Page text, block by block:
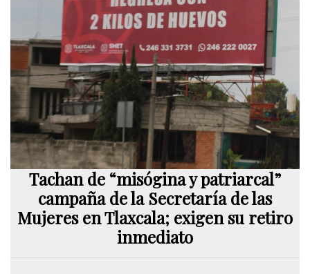
Tachan de “misógina y patriarcal”
campaña de la Secretaría de las
Mujeres en Tlaxcala; exigen su retiro
inmediato